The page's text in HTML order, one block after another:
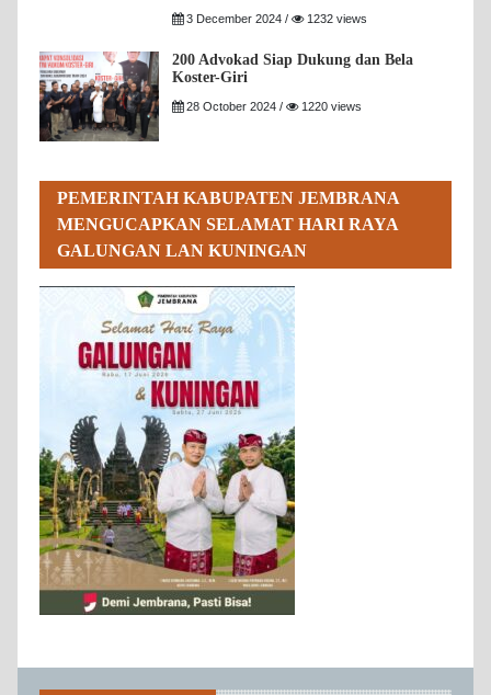
3 December 2024 / 1232 views
200 Advokad Siap Dukung dan Bela
Koster-Giri
28 October 2024 / 1220 views
PEMERINTAH KABUPATEN JEMBRANA
MENGUCAPKAN SELAMAT HARI RAYA
GALUNGAN LAN KUNINGAN